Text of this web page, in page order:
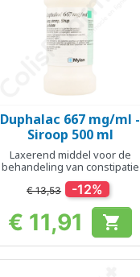
Snel bekijken
Duphalac 667 mg/ml -
Siroop 500 ml
Laxerend middel voor de
behandeling van constipatie
€ 13,53 -12%
Prijs
€ 11,91 